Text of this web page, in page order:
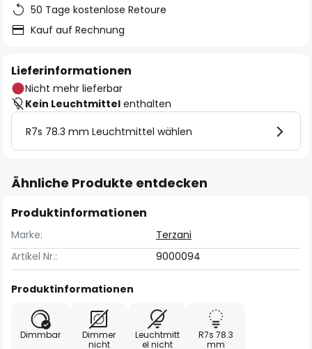
50 Tage kostenlose Retoure
Kauf auf Rechnung
Lieferinformationen
Nicht mehr lieferbar
Kein Leuchtmittel enthalten
R7s 78.3 mm Leuchtmittel wählen
Ähnliche Produkte entdecken
Produktinformationen
Marke:
Terzani
Artikel Nr.:
9000094
Produktinformationen
Dimmbar
Dimmer
nicht
Leuchtmitt
el nicht
R7s 78.3
mm